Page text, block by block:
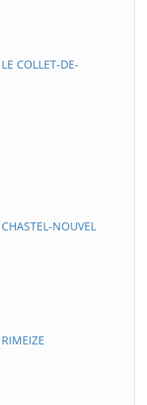
COLLET-DE-
NOUVEL